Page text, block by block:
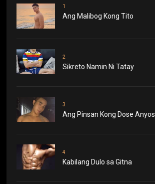
1
Ang Malibog Kong Tito
2
Sikreto Namin Ni Tatay
3
Ang Pinsan Kong Dose Anyos
4
Kabilang Dulo sa Gitna